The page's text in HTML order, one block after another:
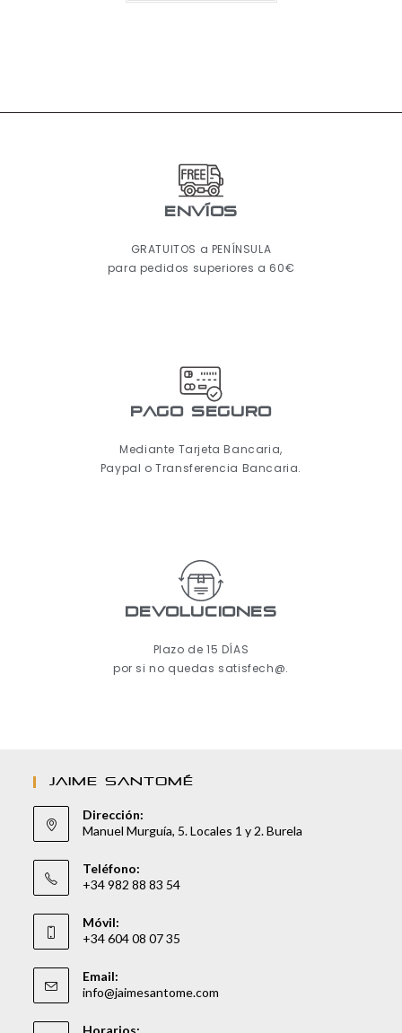
ENVÍOS
GRATUITOS a PENÍNSULA
para pedidos superiores a 60€
pago seguro
Mediante Tarjeta Bancaria,
Paypal o Transferencia Bancaria.
Devoluciones
Plazo de 15 DÍAS
por si no quedas satisfech@.
JAIME SANTOMÉ
Dirección:
Manuel Murguía, 5. Locales 1 y 2. Burela
Teléfono:
+34 982 88 83 54
Móvil:
+34 604 08 07 35
Email:
info@jaimesantome.com